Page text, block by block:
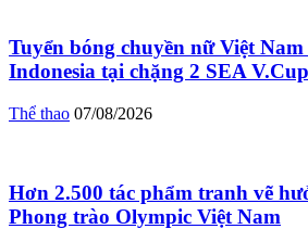
Tuyển bóng chuyền nữ Việt
Indonesia tại chặng 2 SEA
Thể thao 07/08/2026
Hơn 2.500 tác phẩm tranh vẽ
Phong trào Olympic Việt Nam